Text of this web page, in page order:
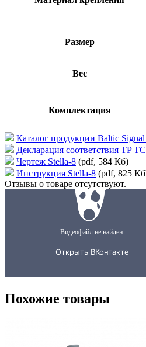
Размер
Вес
Комплектация
Каталог продукции Baltic
Декларация соответствия TP
Чертеж Stella-8 (pdf, 584 Кб)
Инструкция Stella-8 (pdf, 825
Отзывы о товаре отсутствуют.
Похожие товары